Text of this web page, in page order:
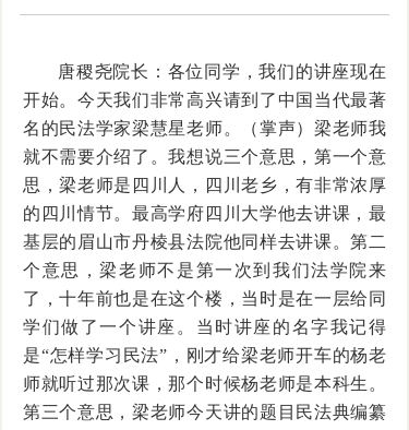
唐稷尧院长：各位同学，我们的讲座现在
开始。今天我们非常高兴请到了中国当代最著
名的民法学家梁慧星老师。（掌声）梁老师我
就不需要介绍了。我想说三个意思，第一个意
思，梁老师是四川人，四川老乡，有非常浓厚
的四川情节。最高学府四川大学他去讲课，最
基层的眉山市丹棱县法院他同样去讲课。第二
个意思，梁老师不是第一次到我们法学院来
了，十年前也是在这个楼，当时是在一层给同
学们做了一个讲座。当时讲座的名字我记得
是“怎样学习民法”，刚才给梁老师开车的杨老
师就听过那次课，那个时候杨老师是本科生。
第三个意思，梁老师今天讲的题目民法典编纂